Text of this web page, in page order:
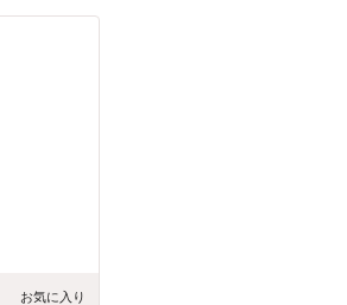
お気に入り